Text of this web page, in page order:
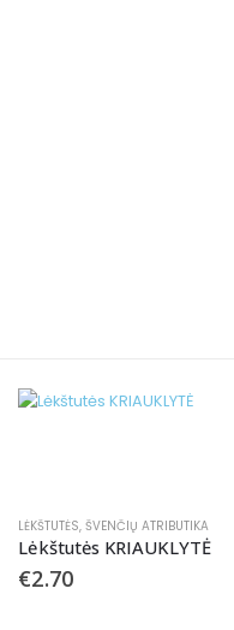
LĖKŠTUTĖS,ŠVENČIŲ ATRIBUTIKA
Lėkštutės KRIAUKLYTĖ
€2.70